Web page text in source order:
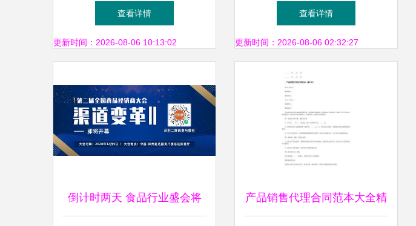
国电信星辰软件工厂重磅发
布，软件开发进入新时代
查看详情
更新时间：2026-08-06 10:13:02
书如何考取？分为几级？
查看详情
更新时间：2026-08-06 02:32:27
倒计时两天 食品行业盛会将 产品销售代理合同范本大全精